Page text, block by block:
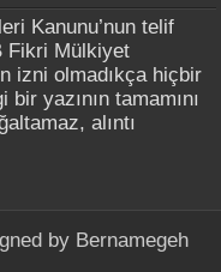
Kanunu’nun telif
Fikri Mülkiyet
izni olmadıkça hiçbir
yazının tamamını
alıntı
by Bernamegeh